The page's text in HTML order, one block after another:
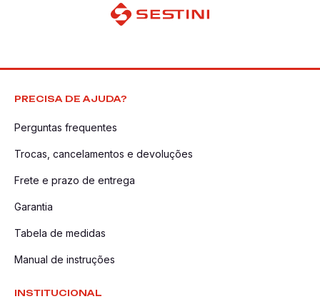
PRECISA DE AJUDA?
Perguntas frequentes
Trocas, cancelamentos e devoluções
Frete e prazo de entrega
Garantia
Tabela de medidas
Manual de instruções
INSTITUCIONAL